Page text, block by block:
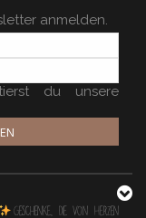
anmelden.
du unsere
Geschenke, die von Herzen